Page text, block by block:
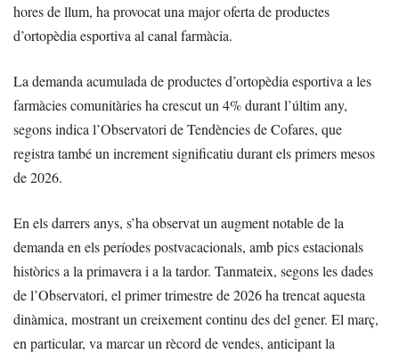
hores de llum, ha provocat una major oferta de productes
d’ortopèdia esportiva al canal farmàcia.
La demanda acumulada de productes d’ortopèdia esportiva a les
farmàcies comunitàries ha crescut un 4% durant l’últim any,
segons indica l’Observatori de Tendències de Cofares, que
registra també un increment significatiu durant els primers mesos
de 2026.
En els darrers anys, s’ha observat un augment notable de la
demanda en els períodes postvacacionals, amb pics estacionals
històrics a la primavera i a la tardor. Tanmateix, segons les dades
de l’Observatori, el primer trimestre de 2026 ha trencat aquesta
dinàmica, mostrant un creixement continu des del gener. El març,
en particular, va marcar un rècord de vendes, anticipant la